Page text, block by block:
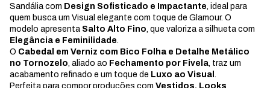
Sandália com Design Sofisticado e Impactante, ideal para
quem busca um Visual elegante com toque de Glamour. O
modelo apresenta Salto Alto Fino, que valoriza a silhueta com
Elegância e Feminilidade.
O Cabedal em Verniz com Bico Folha e Detalhe Metálico
no Tornozelo, aliado ao Fechamento por Fivela, traz um
acabamento refinado e um toque de Luxo ao Visual .
Perfeita para compor produções com Vestidos, Looks